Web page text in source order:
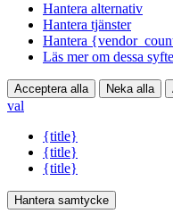
Hantera alternativ
Hantera tjänster
Hantera
Läs mer om dessa
Acceptera alla Neka alla
val
{title}
{title}
{title}
Hantera samtycke